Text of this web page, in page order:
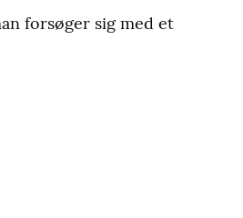
forsøger sig med et